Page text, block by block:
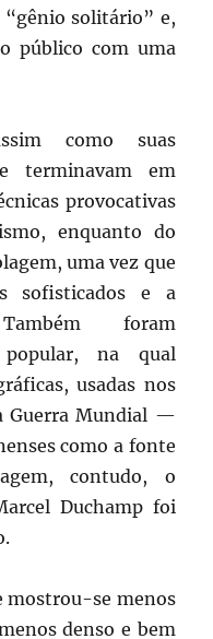
solitário” e,
público com uma
como suas
terminavam em
provocativas
enquanto do
uma vez que
sofisticados e a
foram
na qual
usadas nos
Guerra Mundial —
como a fonte
contudo, o
Duchamp foi
mostrou-se menos
denso e bem